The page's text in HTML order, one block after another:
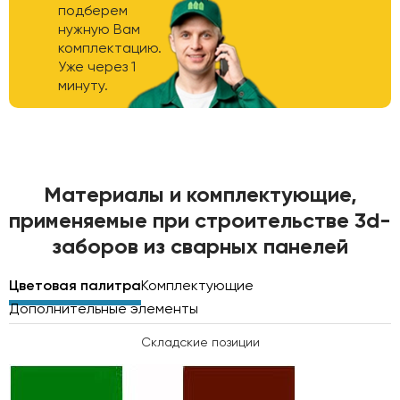
подберем
нужную Вам
комплектацию.
Уже через 1
минуту.
Материалы и комплектующие,
применяемые при строительстве 3d-
заборов из сварных панелей
Цветовая палитраКомплектующие
Дополнительные элементы
Складские позиции